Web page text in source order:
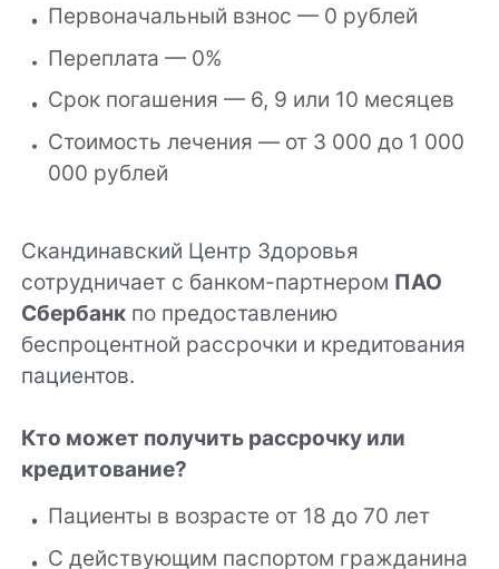
Первоначальный взнос — 0 рублей
Переплата — 0%
Срок погашения — 6, 9 или 10 месяцев
Стоимость лечения — от 3 000 до 1 000
000 рублей
Скандинавский Центр Здоровья
сотрудничает с банком-партнером ПАО
Сбербанк по предоставлению
беспроцентной рассрочки и кредитования
пациентов.
Кто может получить рассрочку или
кредитование?
Пациенты в возрасте от 18 до 70 лет
С действующим паспортом гражданина